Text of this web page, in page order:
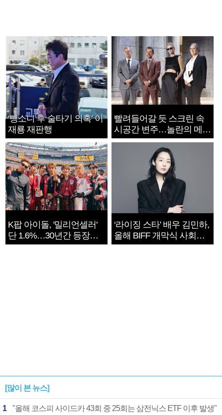
‘뺑소니 후 술타기 의혹’ 이
재룡 재판행
빨려들어갈 듯 스크린 속
시공간 변주…놀란의 메시
지는 ‘전쟁 속죄’
K팝 아이돌, '밀리언셀러'
단 1.6%…30년간 등장
1182개팀 전수조사
‘라이징 스타’ 배우 김민하,
올해 BIFF 개막식 사회자
확정
[많이 본 뉴스]
1 "올해 코스피 사이드카 43회 중 25회는 삼전닉스 ETF 이후 발생"